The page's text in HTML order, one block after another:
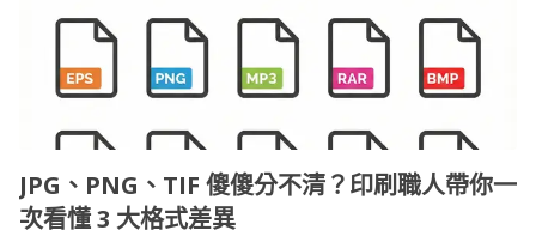
JPG、PNG、TIF 傻傻分不清？印刷職人帶你一
次看懂 3 大格式差異